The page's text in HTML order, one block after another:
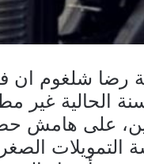
رضا شلغوم
الحالية غير
على هامش